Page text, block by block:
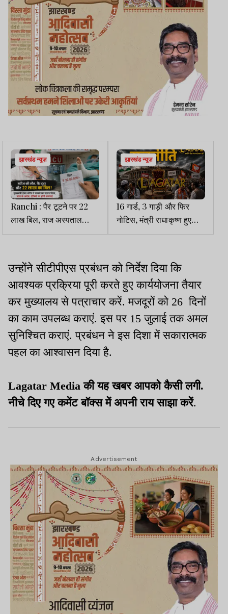
झारखंड न्यूज़
Ranchi : पैर टूटने पर 22
लाख बिल, राज अस्पताल
प्रकरण में CM ने दिया जांच
झारखंड न्यूज़
16 गार्ड, 3 गाड़ी और फिर
नोटिस, मंत्री राधाकृष्ण हुए
शर्मिंदा? जानिए पूरी वजह...
उन्होंने सीटीपीएस प्रबंधन को निर्देश दिया कि
आवश्यक प्रक्रिया पूरी करते हुए कार्ययोजना तैयार
कर मुख्यालय से पत्राचार करें. मजदूरों को 26 दिनों
का काम उपलब्ध कराएं. इस पर 15 जुलाई तक अमल
सुनिश्चित कराएं. प्रबंधन ने इस दिशा में सकारात्मक
पहल का आश्वासन दिया है.
Lagatar Media की यह खबर आपको कैसी लगी.
नीचे दिए गए कमेंट बॉक्स में अपनी राय साझा करें.
Advertisement